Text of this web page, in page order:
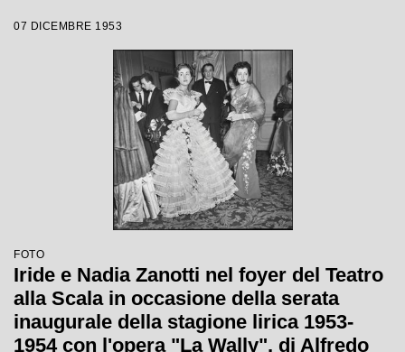
Maria Giulini, con la regia di Tatiana
07 DICEMBRE 1953
FOTO
Iride e Nadia Zanotti nel foyer del Teatro
alla Scala in occasione della serata
inaugurale della stagione lirica 1953-
1954 con l'opera "La Wally", di Alfredo